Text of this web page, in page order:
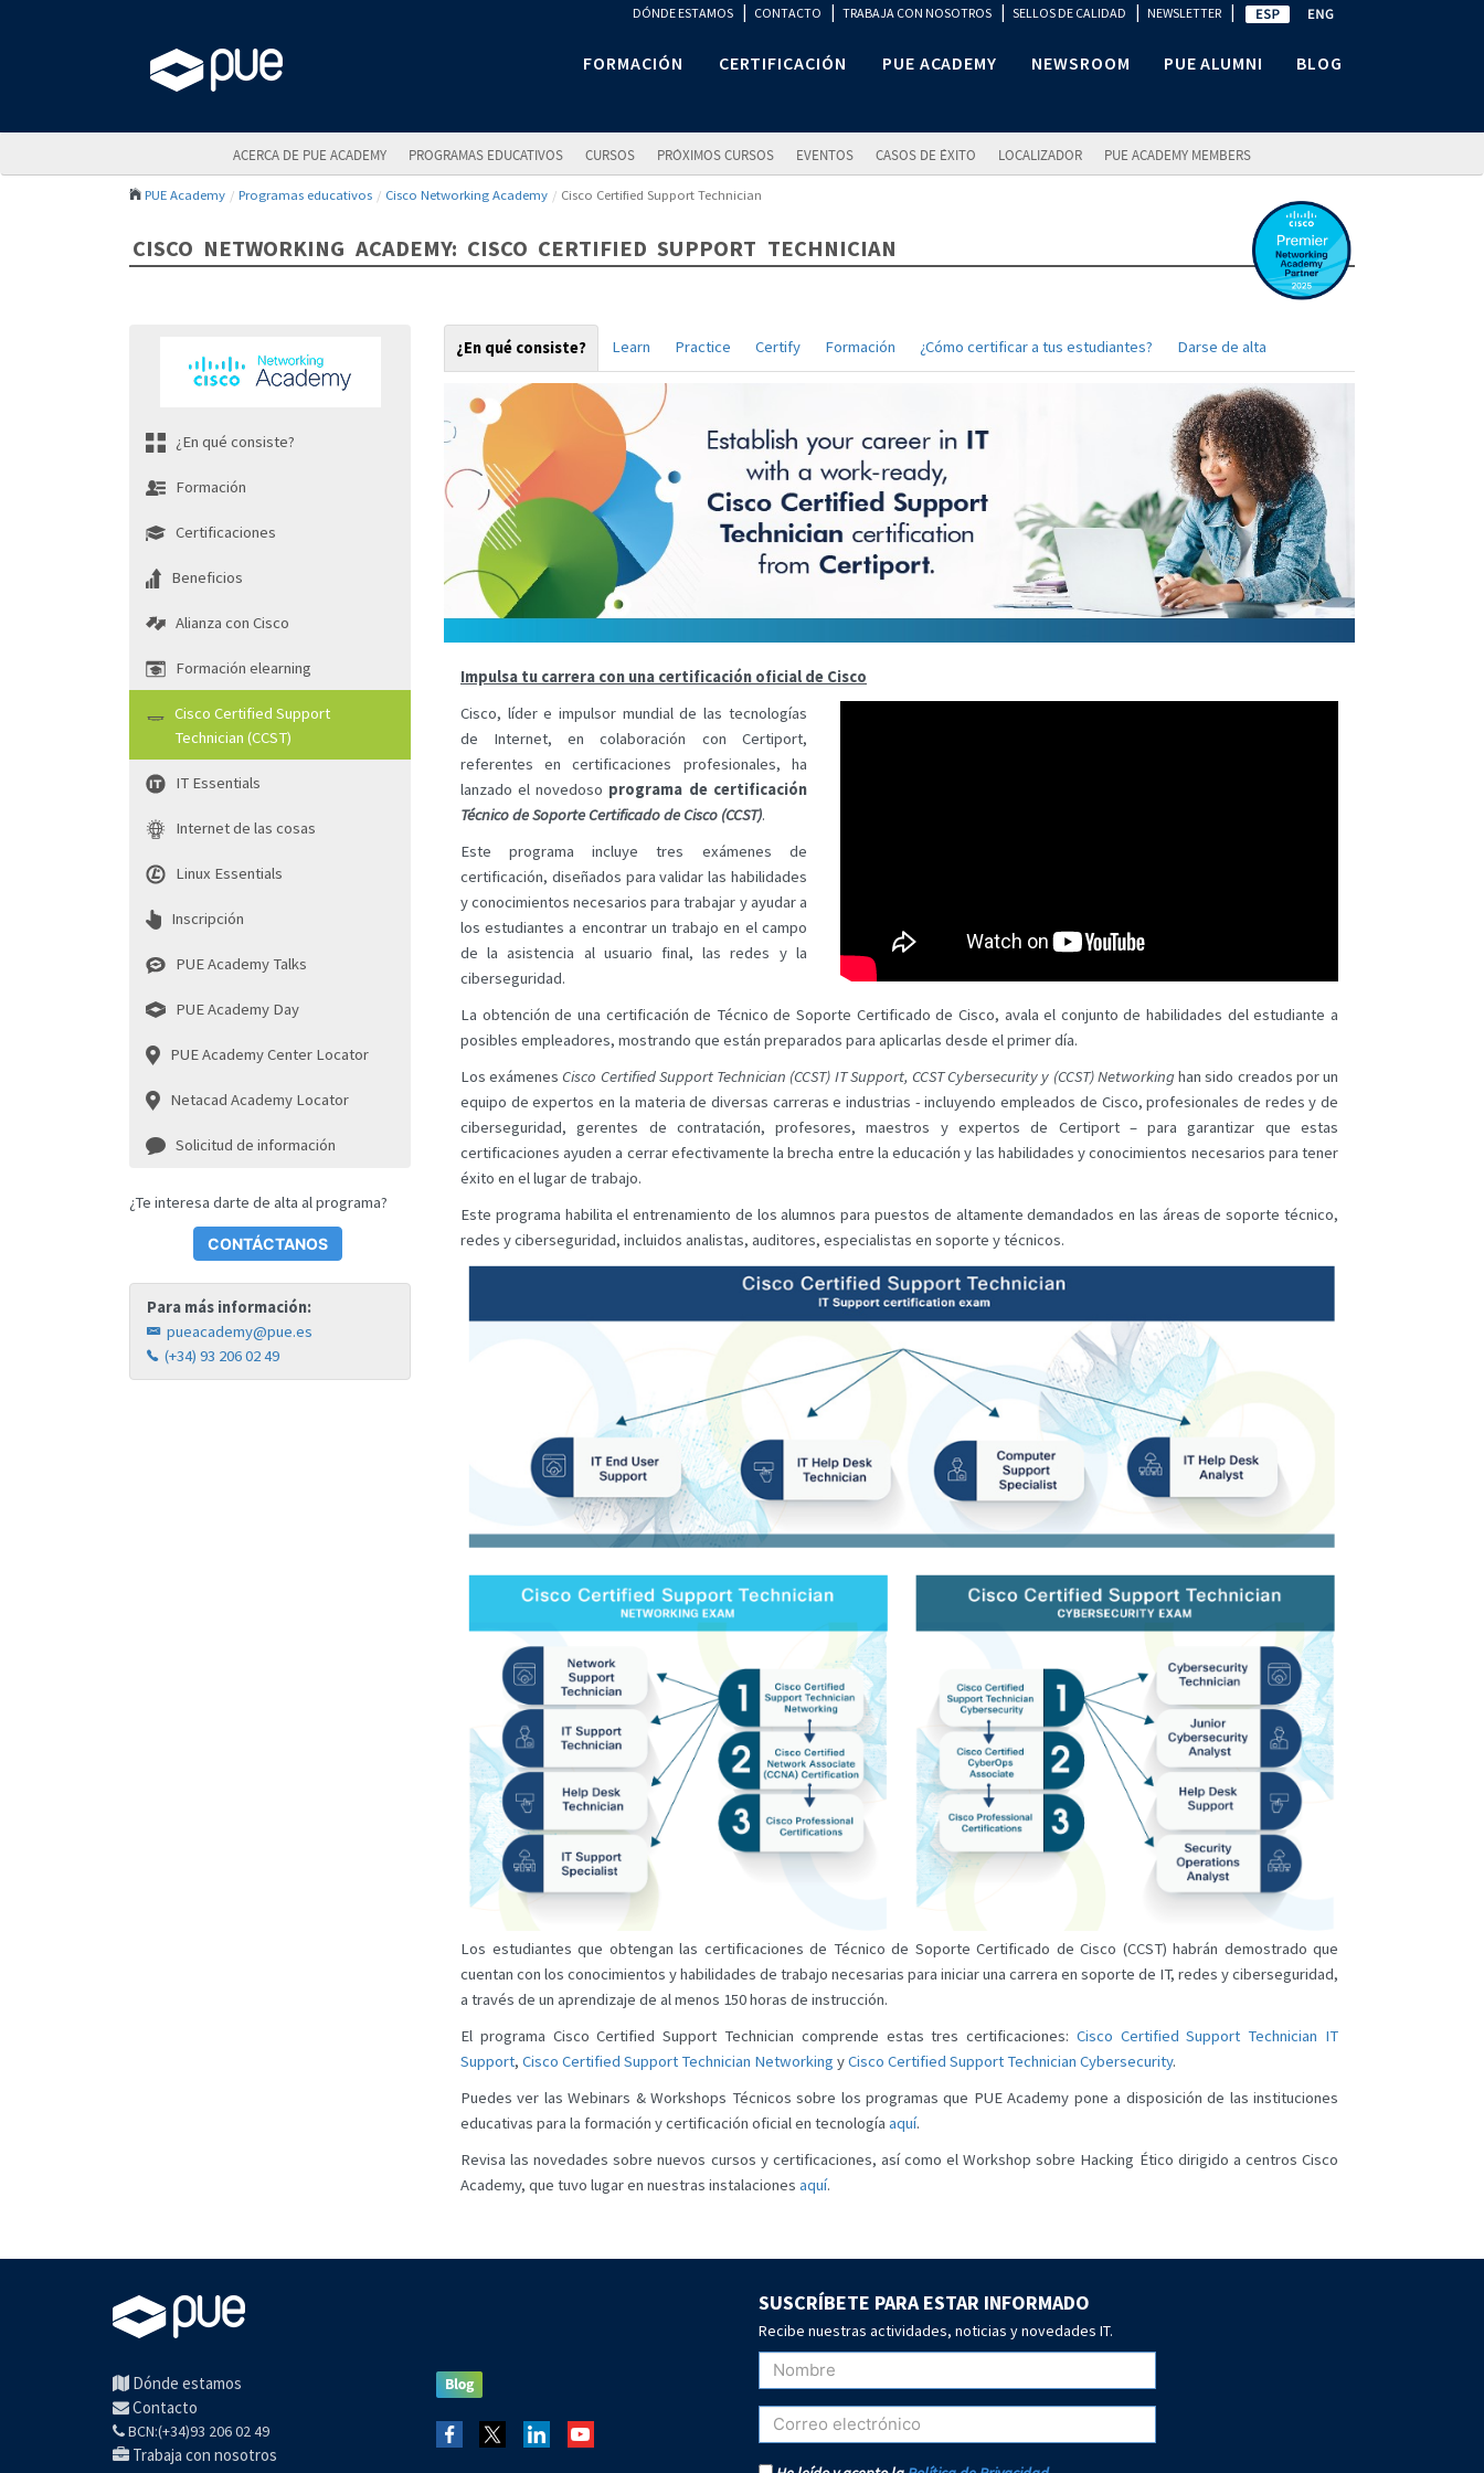
DÓNDE ESTAMOS | CONTACTO | TRABAJA CON NOSOTROS | SELLOS DE CALIDAD | NEWSLETTER |
FORMACIÓN CERTIFICACIÓN PUE ACADEMY NEWSROOM PUE ALUMNI BLOG
ACERCA DE PUE ACADEMY PROGRAMAS EDUCATIVOS CURSOS PRÓXIMOS CURSOS EVENTOS CASOS DE ÉXITO LOCALIZADOR PUE ACADEMY MEMBERS
PUE Academy Programas educativos Cisco Networking Academy Cisco Certified Support Technician
CISCO NETWORKING ACADEMY: CISCO CERTIFIED SUPPORT TECHNICIAN
¿En qué consiste?
Formación
Certificaciones
Beneficios
Alianza con Cisco
Formación elearning
Cisco Certified Support
Technician (CCST)
IT Essentials
Internet de las cosas
Linux Essentials
Inscripción
PUE Academy Talks
PUE Academy Day
PUE Academy Center Locator
Netacad Academy Locator
Solicitud de información
¿Te interesa darte de alta al programa?
CONTÁCTANOS
Para más información:
pueacademy@pue.es
(+34) 93 206 02 49
¿En qué consiste? Learn Practice Certify Formación ¿Cómo certificar a tus estudiantes? Darse de alta
Impulsa tu carrera con una certificación oficial de Cisco
Cisco, líder e impulsor mundial de las tecnologías
de Internet, en colaboración con Certiport,
referentes en certificaciones profesionales, ha
lanzado el novedoso programa de certificación
Técnico de Soporte Certificado de Cisco (CCST).
Este programa incluye tres exámenes de
certificación, diseñados para validar las habilidades
y conocimientos necesarios para trabajar y ayudar a
los estudiantes a encontrar un trabajo en el campo
de la asistencia al usuario final, las redes y la
ciberseguridad.
La obtención de una certificación de Técnico de Soporte Certificado de Cisco, avala el conjunto de habilidades del estudiante a
posibles empleadores, mostrando que están preparados para aplicarlas desde el primer día.
Los exámenesCisco Certified Support Technician (CCST) IT Support, CCST Cybersecurity y (CCST) Networkinghan sido creados por un
equipo de expertos en la materia de diversas carreras e industrias - incluyendo empleados de Cisco, profesionales de redes y de
ciberseguridad, gerentes de contratación, profesores, maestros y expertos de Certiport – para garantizar que estas
certificaciones ayuden a cerrar efectivamente la brecha entre la educación y las habilidades y conocimientos necesarios para tener
éxito en el lugar de trabajo.
Este programa habilita el entrenamiento de los alumnos para puestos de altamente demandados en las áreas de soporte técnico,
redes y ciberseguridad, incluidos analistas, auditores, especialistas en soporte y técnicos.
Los estudiantes que obtengan las certificaciones de Técnico de Soporte Certificado de Cisco (CCST) habrán demostrado que
cuentan con los conocimientos y habilidades de trabajo necesarias para iniciar una carrera en soporte de IT, redes y ciberseguridad,
a través de un aprendizaje de al menos 150 horas de instrucción.
El programa Cisco Certified Support Technician comprende estas tres certificaciones: Cisco Certified Support Technician IT
Support, Cisco Certified Support Technician Networking yCisco Certified Support Technician Cybersecurity.
Puedes ver las Webinars & Workshops Técnicos sobre los programas que PUE Academy pone a disposición de las instituciones
educativas para la formación y certificación oficial en tecnología aquí.
Revisa las novedades sobre nuevos cursos y certificaciones, así como el Workshop sobre Hacking Ético dirigido a centros Cisco
Academy, que tuvo lugar en nuestras instalaciones aquí.
Dónde estamos
Contacto
BCN:(+34)93 206 02 49
Trabaja con nosotros
SUSCRÍBETE PARA ESTAR INFORMADO
Recibe nuestras actividades, noticias y novedades IT.